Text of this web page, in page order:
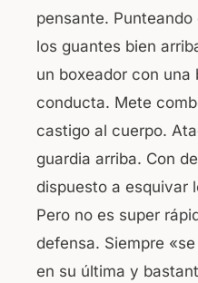
pensante.
los guantes bien
un boxeador con
conducta. Mete
castigo al cuerpo.
guardia arriba. Con
dispuesto a esquivar
Pero no es super
defensa. Siempre
en su última y